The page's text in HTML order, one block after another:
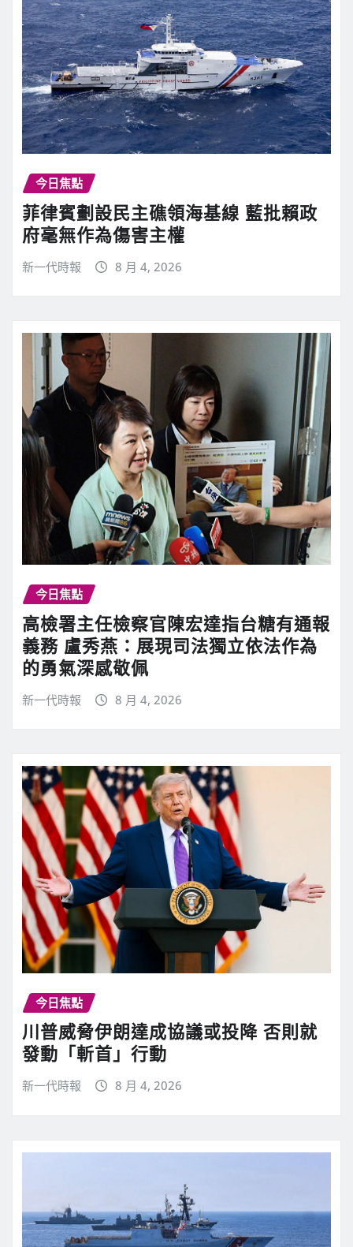
今日焦點
菲律賓劃設民主礁領海基線 藍批賴政
府毫無作為傷害主權
新一代時報 8 月 4, 2026
今日焦點
高檢署主任檢察官陳宏達指台糖有通報
義務 盧秀燕：展現司法獨立依法作為
的勇氣深感敬佩
新一代時報 8 月 4, 2026
今日焦點
川普威脅伊朗達成協議或投降 否則就
發動「斬首」行動
新一代時報 8 月 4, 2026